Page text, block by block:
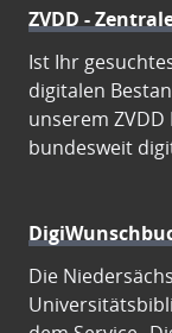
ZVDD -
Ist Ihr
digitalen
unserem
bundesweit
Die